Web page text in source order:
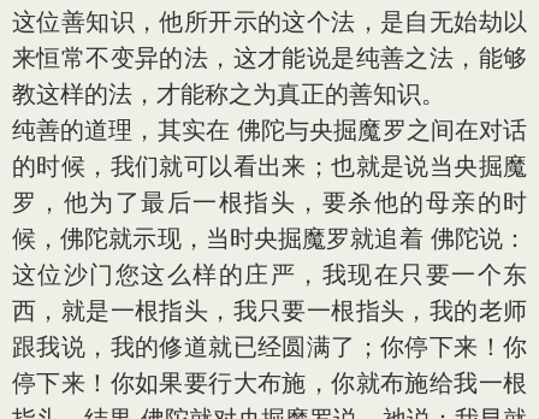
这位善知识，他所开示的这个法，是自无始劫以
来恒常不变异的法，这才能说是纯善之法，能够
教这样的法，才能称之为真正的善知识。
纯善的道理，其实在 佛陀与央掘魔罗之间在对话
的时候，我们就可以看出来；也就是说当央掘魔
罗，他为了最后一根指头，要杀他的母亲的时
候，佛陀就示现，当时央掘魔罗就追着 佛陀说：
这位沙门您这么样的庄严，我现在只要一个东
西，就是一根指头，我只要一根指头，我的老师
跟我说，我的修道就已经圆满了；你停下来！你
停下来！你如果要行大布施，你就布施给我一根